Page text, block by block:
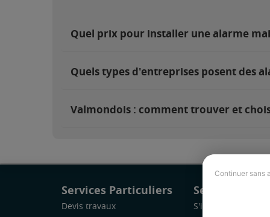
Continuer sans
Quel prix pour installer une alarme
Quels types d'entreprises posent des
Valmondois : comment trouver et
Services Particuliers
Devis travaux
Services Pro
S'inscrire